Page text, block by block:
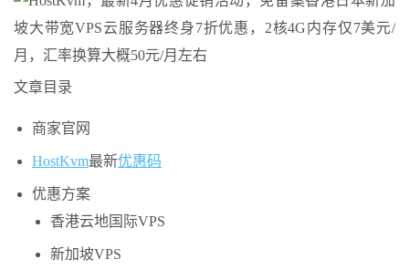
文章目录
商家官网
HostKvm最新优惠码
优惠方案
香港云地国际VPS
新加坡VPS